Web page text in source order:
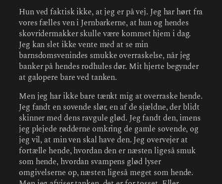
Hun ved faktisk ikke, at jeg er på vej. Jeg har hørt fra
vores fælles ven i Jernbarkerne, at hun og hendes
skovridermakker skulle være kommet hjem i dag.
Jeg kan slet ikke vente med at se min
barnsdomsvenindes smukke overraskelse, når jeg
banker på hendes rodhules dør. Mit hjerte begynder
at galopere bare ved tanken.
Men jeg har ikke bare tænkt mig at overraske hende.
Jeg fandt en sovende slør, en af de sjældne, der blidt
skinner med dens ravgule glød. Jeg fandt den, imens
jeg plejede rødderne omkring de gamle sovende, og
jeg vil, at min ven skal have den. Jeg overvejer at
fortælle hende, hvordan den er næsten ligeså smuk
som hende, hvordan svampens glød lyser
omgivelserne op, næsten ligeså meget som hende.